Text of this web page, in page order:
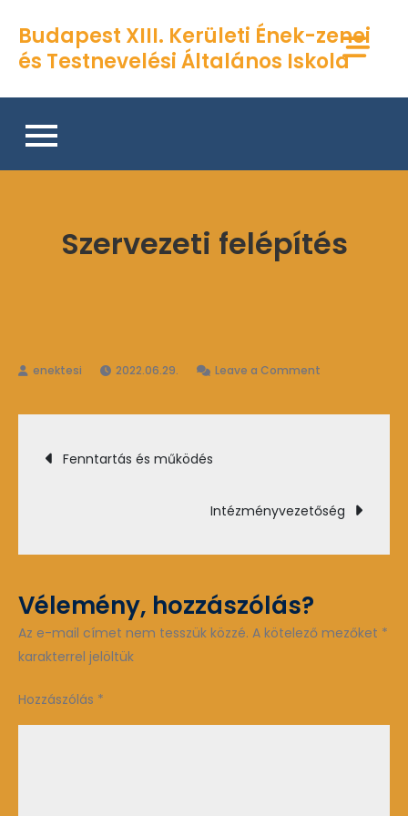
content
Budapest XIII. Kerületi Ének-zenei
és Testnevelési Általános Iskola
Szervezeti felépítés
2022.06.29. Leave a Comment
felépítés
Bejegyzés
navigáció
Fenntartás és működés
Intézményvezetőség
Vélemény, hozzászólás?
Az e-mail címet nem tesszük közzé. A kötelező mezőket *
karakterrel jelöltük
Hozzászólás *